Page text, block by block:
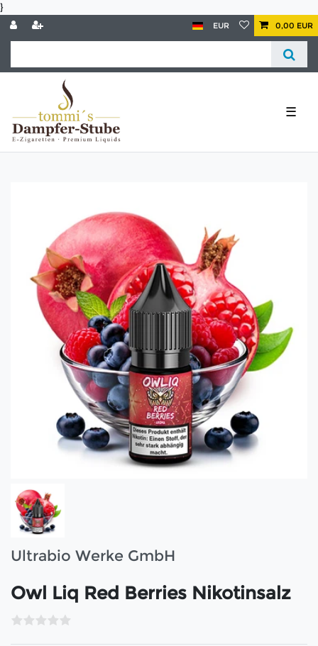
}
EUR 0,00 EUR
☰
Ultrabio Werke GmbH
Owl Liq Red Berries Nikotinsalz